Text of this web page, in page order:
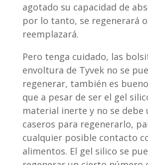
agotado su capacidad de
por lo tanto, se regenerará o
reemplazará.
Pero tenga cuidado, las
envoltura de Tyvek no se
regenerar, también es
que a pesar de ser el gel
material inerte y no se debe
caseros para regenerarlo,
cualquier posible contacto
alimentos. El gel silico se